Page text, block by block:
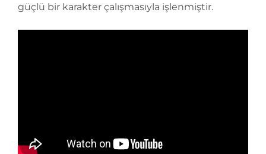
güçlü bir karakter çalışmasıyla işlenmiştir.